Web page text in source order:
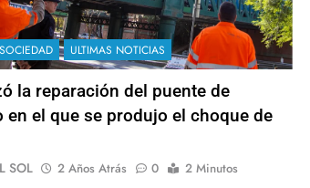
SOCIEDAD ULTIMAS NOTICIAS
la reparación del puente de
en el que se produjo el choque de
SOL 2 Años Atrás 0
2 Minutos